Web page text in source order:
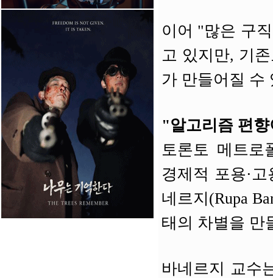
이어 "많은 구
고 있지만, 기
가 만들어질 수
"알고리즘 편
토론토 메트로
경제적 포용·
네르지(Rupa
태의 차별을 만
바네르지 교수